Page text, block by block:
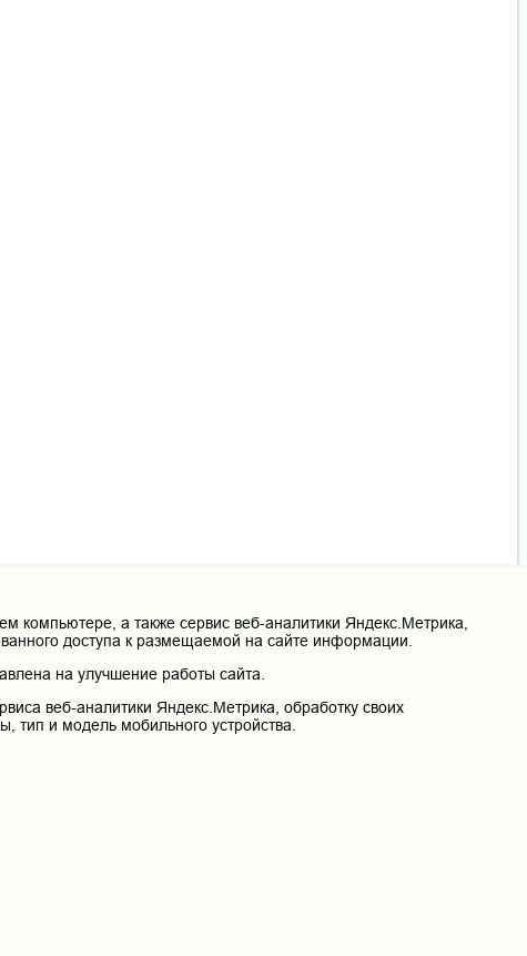
а также сервис веб-аналитики Яндекс.Метрика,
доступа к размещаемой на сайте информации.
на улучшение работы сайта.
веб-аналитики Яндекс.Метрика, обработку своих
и модель мобильного устройства.